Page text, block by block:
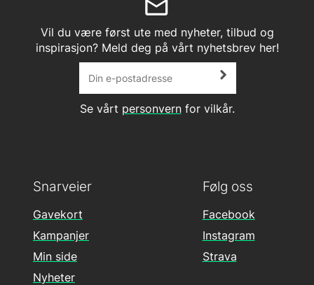
Vil du være først ute med nyheter, tilbud og
inspirasjon? Meld deg på vårt nyhetsbrev her!
Se vårt personvernfor vilkår.
Følg oss
Facebook
Instagram
Strava
Snarveier
Gavekort
Kampanjer
Min side
Nyheter